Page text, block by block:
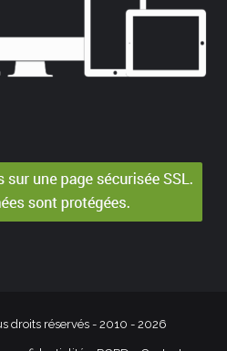
droits réservés - 2010 - 2026